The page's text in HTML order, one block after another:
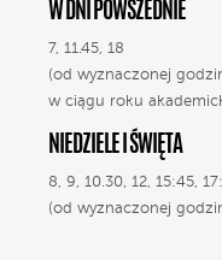
W DNI POWSZEDNIE
7, 11.45, 18
(od wyznaczonej
w ciągu roku
NIEDZIELE I ŚWIĘTA
8, 9, 10.30, 12, 15:45,
(od wyznaczonej